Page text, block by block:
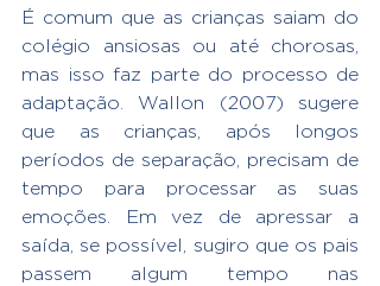
É comum que as crianças saiam do
colégio ansiosas ou até chorosas,
mas isso faz parte do processo de
adaptação. Wallon (2007) sugere
que as crianças, após longos
períodos de separação, precisam de
tempo para processar as suas
emoções. Em vez de apressar a
saída, se possível, sugiro que os pais
passem algum tempo nas